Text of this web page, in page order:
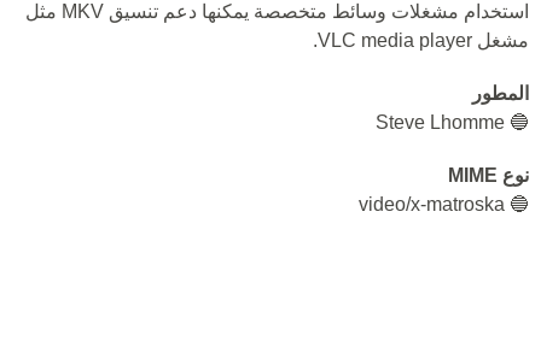
استخدام مشغلات وسائط متخصصة يمكنها دعم تنسيق MKV مثل
مشغل VLC media player.
المطور
🔵 Steve Lhomme
نوع MIME
🔵 video/x-matroska